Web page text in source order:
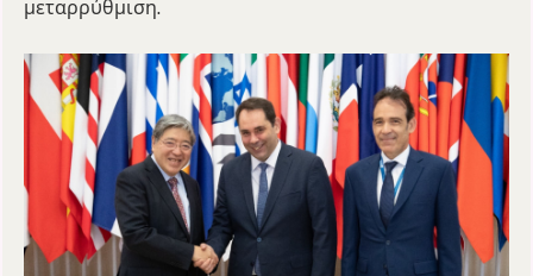
μεταρρύθμιση.